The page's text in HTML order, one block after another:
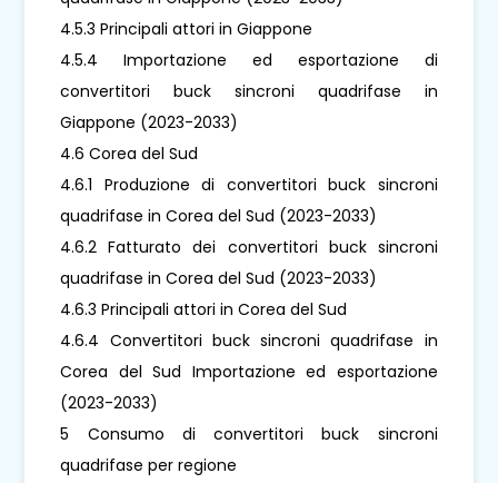
4.5.3 Principali attori in Giappone
4.5.4 Importazione ed esportazione di
convertitori buck sincroni quadrifase in
Giappone (2023-2033)
4.6 Corea del Sud
4.6.1 Produzione di convertitori buck sincroni
quadrifase in Corea del Sud (2023-2033)
4.6.2 Fatturato dei convertitori buck sincroni
quadrifase in Corea del Sud (2023-2033)
4.6.3 Principali attori in Corea del Sud
4.6.4 Convertitori buck sincroni quadrifase in
Corea del Sud Importazione ed esportazione
(2023-2033)
5 Consumo di convertitori buck sincroni
quadrifase per regione